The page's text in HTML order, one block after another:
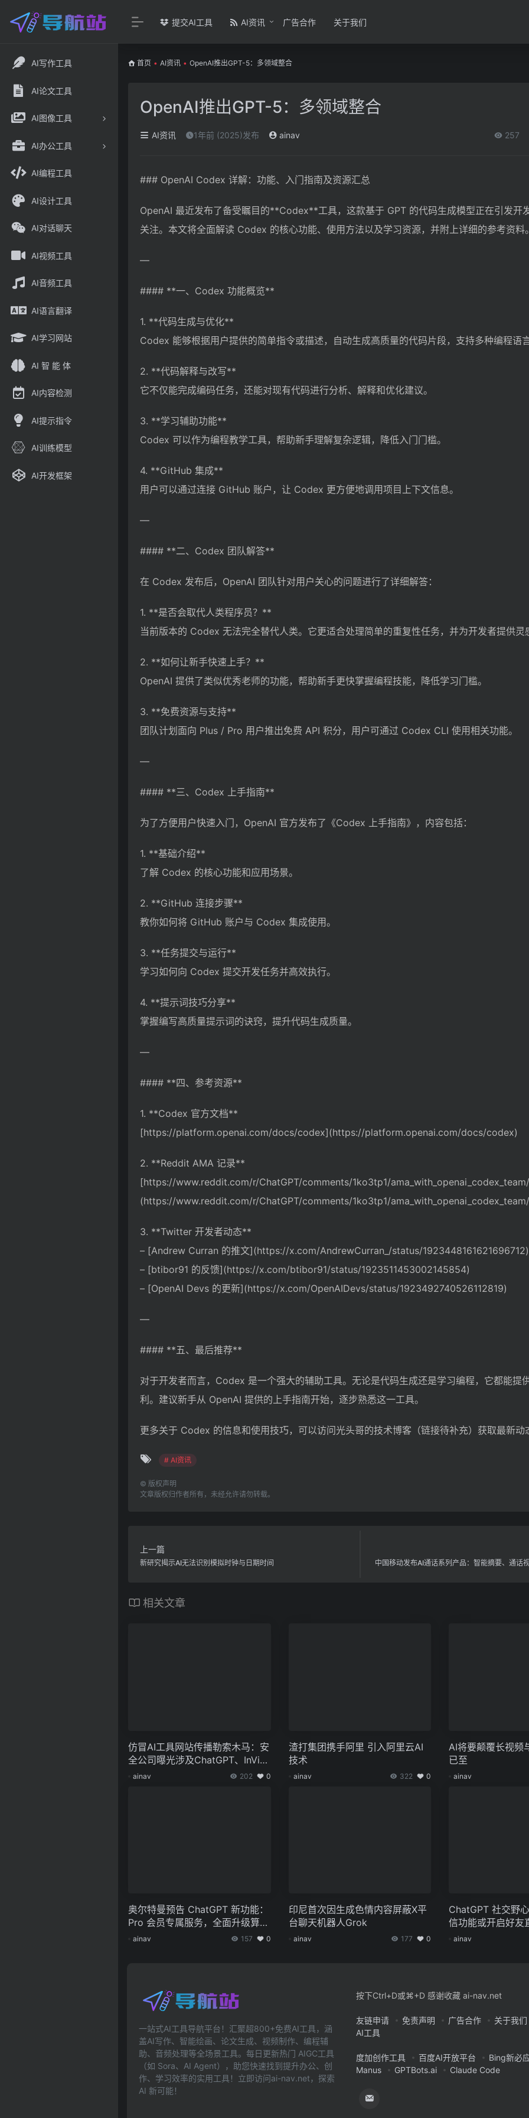
AI写作工具
AI论文工具
AI图像工具
AI办公工具
AI编程工具
AI设计工具
AI对话聊天
AI视频工具
AI音频工具
AI语言翻译
AI学习网站
AI 智 能 体
AI内容检测
AI提示指令
AI训练模型
AI开发框架
提交AI工具 AI资讯 广告合作 关于我们
首页 • AI资讯 • OpenAI推出GPT-5：多领域整合
OpenAI推出GPT-5：多领域整合
AI资讯 1年前 (2025)发布 ainav 257
### OpenAI Codex 详解：功能、入门指南及资源汇总
OpenAI 最近发布了备受瞩目的**Codex**工具，这款基于 GPT 的代码生成模型正在引发开
关注。本文将全面解读 Codex 的核心功能、使用方法以及学习资源，并附上详细的参考资料
—
#### **一、Codex 功能概览**
1. **代码生成与优化**
Codex 能够根据用户提供的简单指令或描述，自动生成高质量的代码片段，支持多种编程语
2. **代码解释与改写**
它不仅能完成编码任务，还能对现有代码进行分析、解释和优化建议。
3. **学习辅助功能**
Codex 可以作为编程教学工具，帮助新手理解复杂逻辑，降低入门门槛。
4. **GitHub 集成**
用户可以通过连接 GitHub 账户，让 Codex 更方便地调用项目上下文信息。
—
#### **二、Codex 团队解答**
在 Codex 发布后，OpenAI 团队针对用户关心的问题进行了详细解答：
1. **是否会取代人类程序员？**
当前版本的 Codex 无法完全替代人类。它更适合处理简单的重复性任务，并为开发者提供灵
2. **如何让新手快速上手？**
OpenAI 提供了类似优秀老师的功能，帮助新手更快掌握编程技能，降低学习门槛。
3. **免费资源与支持**
团队计划面向 Plus / Pro 用户推出免费 API 积分，用户可通过 Codex CLI 使用相关功能。
—
#### **三、Codex 上手指南**
为了方便用户快速入门，OpenAI 官方发布了《Codex 上手指南》，内容包括：
1. **基础介绍**
了解 Codex 的核心功能和应用场景。
2. **GitHub 连接步骤**
教你如何将 GitHub 账户与 Codex 集成使用。
3. **任务提交与运行**
学习如何向 Codex 提交开发任务并高效执行。
4. **提示词技巧分享**
掌握编写高质量提示词的诀窍，提升代码生成质量。
—
#### **四、参考资源**
1. **Codex 官方文档**
[https://platform.openai.com/docs/codex](https://platform.openai.com/docs/codex)
2. **Reddit AMA 记录**
[https://www.reddit.com/r/ChatGPT/comments/1ko3tp1/
(https://www.reddit.com/r/ChatGPT/comments/1ko3tp1/
3. **Twitter 开发者动态**
– [Andrew Curran 的推文](https://x.com/AndrewCurran_/status/1923448161621696712)
– [btibor91 的反馈](https://x.com/btibor91/status/1923511453002145854)
– [OpenAI Devs 的更新](https://x.com/OpenAIDevs/status/1923492740526112819)
—
#### **五、最后推荐**
对于开发者而言，Codex 是一个强大的辅助工具。无论是代码生成还是学习编程，它都能提
利。建议新手从 OpenAI 提供的上手指南开始，逐步熟悉这一工具。
更多关于 Codex 的信息和使用技巧，可以访问光头哥的技术博客（链接待补充）获取最新动
# AI资讯
© 版权声明
文章版权归作者所有，未经允许请勿转载。
上一篇
新研究揭示AI无法识别模拟时钟与日期时间 中国移动发布AI通话系列产品：智能摘要、通话
相关文章
仿冒AI工具网站传播勒索木马：安
全公司曝光涉及ChatGPT、InVid
eo AI等平台
ainav 202 0
渣打集团携手阿里 引入阿里云AI
技术
ainav 322 0
AI将要颠覆长视频
已至
ainav
奥尔特曼预告 ChatGPT 新功能：
Pro 会员专属服务，全面升级算力
支持
ainav 157 0
印尼首次因生成色情内容屏蔽X平
台聊天机器人Grok
ainav 177 0
ChatGPT 社交野
信功能或开启好友
ainav
一站式AI工具导航平台！汇聚超800+免费AI工具，涵
盖AI写作、智能绘画、论文生成、视频制作、编程辅
助、音频处理等全场景工具。每日更新热门 AIGC工具
（如 Sora、AI Agent），助您快速找到提升办公、创
作、学习效率的实用工具！立即访问ai-nav.net，探索
AI 新可能！
按下Ctrl+D或⌘+D 感谢收藏 ai-nav.net
友链申请 免责声明 广告合作
关于我们
AI工具
度加创作工具 百度AI开放平台
Bing新必
Manus
GPTBots.ai Claude Code